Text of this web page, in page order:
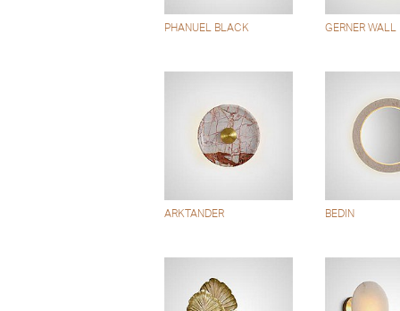
PHANUEL BLACK GERNER WALL
ARKTANDER BEDIN